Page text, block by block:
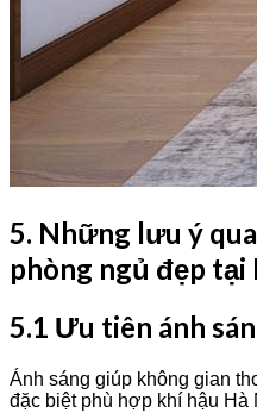
5. Những lưu ý
phòng ngủ đẹp tại
5.1 Ưu tiên ánh
Ánh sáng giúp không gian
đặc biệt phù hợp khí hậu Hà